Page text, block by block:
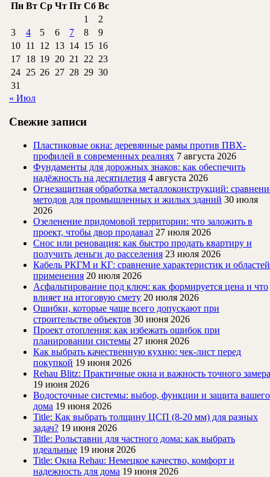
Пн Вт Ср Чт Пт Сб Вс
1
2
3
4 5 6 7 8
9
10 11 12 13 14 15 16
17 18 19 20 21 22 23
24 25 26 27 28 29 30
31
« Июл
Свежие записи
Пластиковые окна: деревянные рамы против ПВХ-
профилей в современных реалиях 7 августа 2026
Фундаменты для дорожных знаков: как обеспечить
надёжность на десятилетия 4 августа 2026
Огнезащитная обработка металлоконструкций:
методов для промышленных и жилых зданий 30 июля
2026
Озеленение придомовой территории: что заложить в
проект, чтобы двор продавал 27 июля 2026
Снос или реновация: как быстро продать квартиру и
получить деньги до расселения 23 июля 2026
Кабель РКГМ и КГ: сравнение характеристик и областей
применения 20 июля 2026
Асфальтирование под ключ: как формируется цена и что
влияет на итоговую смету 20 июля 2026
Ошибки, которые чаще всего допускают при
строительстве объектов 30 июня 2026
Проект отопления: как избежать ошибок при
планировании системы 27 июня 2026
Как выбрать качественную кухню: чек-лист перед
покупкой 19 июня 2026
Rehau Blitz: Практичные окна и важность точного замера
19 июня 2026
Водосточные системы: выбор, функции и защита вашего
дома 19 июня 2026
Title: Как выбрать толщину ЦСП (8-20 мм) для разных
задач? 19 июня 2026
Title: Рольставни для частного дома: как выбрать
идеальные 19 июня 2026
Title: Окна Rehau: Немецкое качество, комфорт и
надежность для дома 19 июня 2026